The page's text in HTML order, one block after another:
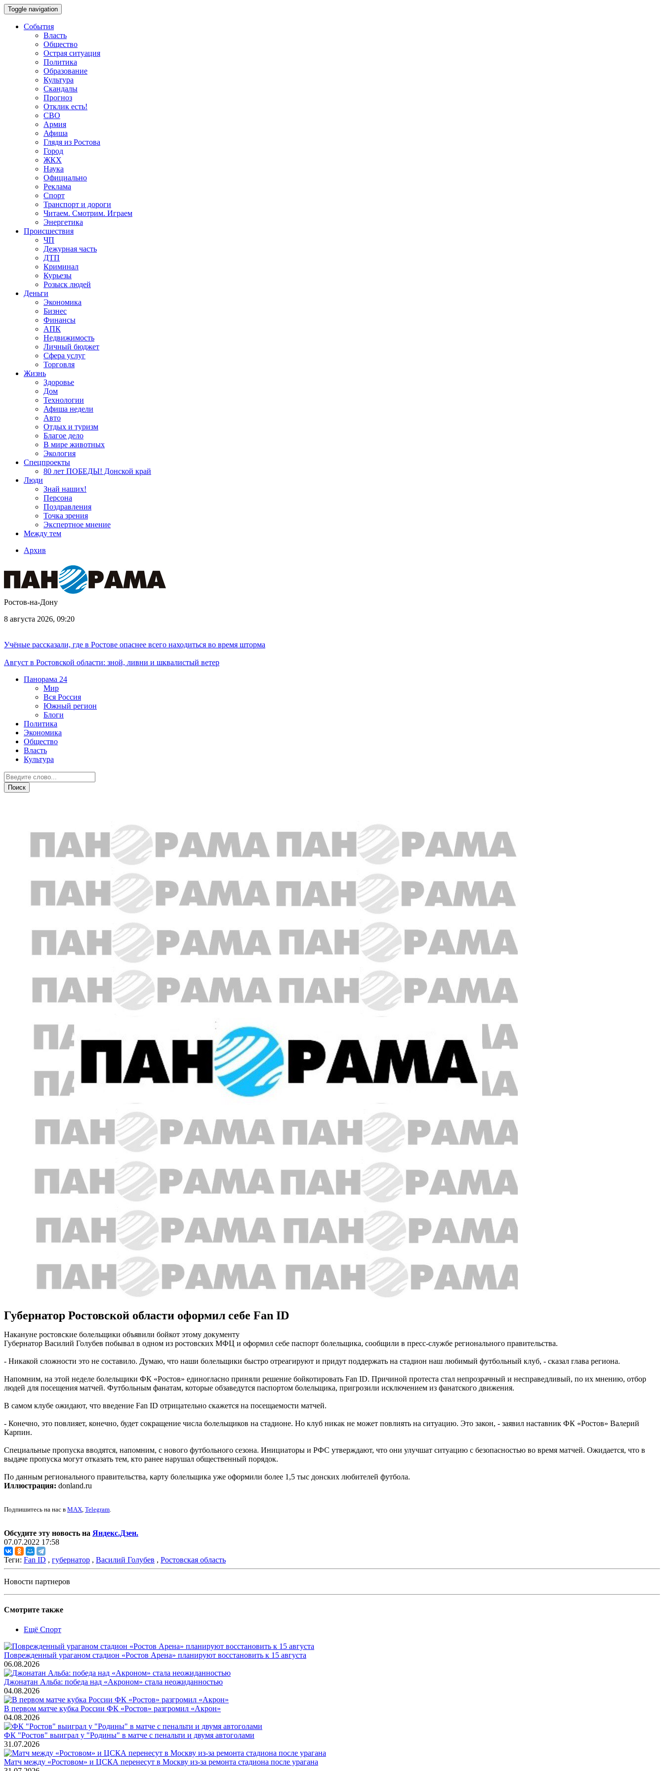
Toggle navigation
События
Власть
Общество
Острая ситуация
Политика
Образование
Культура
Скандалы
Прогноз
Отклик есть!
СВО
Армия
Афиша
Глядя из Ростова
Город
ЖКХ
Наука
Официально
Реклама
Спорт
Транспорт и дороги
Читаем. Смотрим. Играем
Энергетика
Происшествия
ЧП
Дежурная часть
ДТП
Криминал
Курьезы
Розыск людей
Деньги
Экономика
Бизнес
Финансы
АПК
Недвижимость
Личный бюджет
Сфера услуг
Торговля
Жизнь
Здоровье
Дом
Технологии
Афиша недели
Авто
Отдых и туризм
Благое дело
В мире животных
Экология
Спецпроекты
80 лет ПОБЕДЫ! Донской край
Люди
Знай наших!
Персона
Поздравления
Точка зрения
Экспертное мнение
Между тем
Архив
Ростов-на-Дону
8 августа 2026, 09:20
Учёные рассказали, где в Ростове опаснее всего находиться во время шторма
Август в Ростовской области: зной, ливни и шквалистый ветер
Панорама 24
Мир
Вся Россия
Южный регион
Блоги
Политика
Экономика
Общество
Власть
Культура
Губернатор Ростовской области оформил себе Fan ID
Накануне ростовские болельщики объявили бойкот этому документу
Губернатор Василий Голубев побывал в одном из ростовских МФЦ и оформил себе паспорт болельщика, сообщили в пресс-службе регионального правительства.
- Никакой сложности это не составило. Думаю, что наши болельщики быстро отреагируют и придут поддержать на стадион наш любимый футбольный клуб, - сказал глава региона.
Напомним, на этой неделе болельщики ФК «Ростов» единогласно приняли решение бойкотировать Fan ID. Причиной протеста стал непрозрачный и несправедливый, по их мнению, отбор
людей для посещения матчей. Футбольным фанатам, которые обзаведутся паспортом болельщика, пригрозили исключением из фанатского движения.
В самом клубе ожидают, что введение Fan ID отрицательно скажется на посещаемости матчей.
- Конечно, это повлияет, конечно, будет сокращение числа болельщиков на стадионе. Но клуб никак не может повлиять на ситуацию. Это закон, - заявил наставник ФК «Ростов» Валерий
Карпин.
Специальные пропуска вводятся, напомним, с нового футбольного сезона. Инициаторы и РФС утверждают, что они улучшат ситуацию с безопасностью во время матчей. Ожидается, что в
выдаче пропуска могут отказать тем, кто ранее нарушал общественный порядок.
По данным регионального правительства, карту болельщика уже оформили более 1,5 тыс донских любителей футбола.
Иллюстрация: donland.ru
Подпишитесь на нас в MAX, Telegram.
Обсудите эту новость на Яндекс.Дзен.
07.07.2022 17:58
Теги: Fan ID , губернатор , Василий Голубев , Ростовская область
Новости партнеров
Смотрите также
Ещё Спорт
Поврежденный ураганом стадион «Ростов Арена» планируют восстановить к 15 августа
06.08.2026
Джонатан Альба: победа над «Акроном» стала неожиданностью
04.08.2026
В первом матче кубка России ФК «Ростов» разгромил «Акрон»
04.08.2026
ФК "Ростов" выиграл у "Родины" в матче с пенальти и двумя автоголами
31.07.2026
Матч между «Ростовом» и ЦСКА перенесут в Москву из-за ремонта стадиона после урагана